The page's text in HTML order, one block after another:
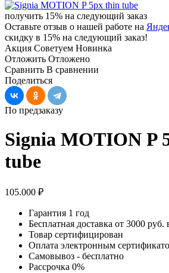
получить 15% на следующий заказ
Оставьте отзыв о нашей работе на
скидку в 15% на следующий заказ!
Акция Советуем Новинка
Отложить Отложено
Сравнить В сравнении
Поделиться
По предзаказу
Signia MOTION P
tube
105.000 ₽
Гарантия 1 год
Бесплатная доставка от 3000
Товар сертифицирован
Оплата электронным
Самовывоз - бесплатно
Рассрочка 0%